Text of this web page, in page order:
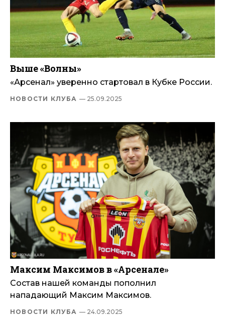
Выше «Волны»
«Арсенал» уверенно стартовал в Кубке России.
НОВОСТИ КЛУБА — 25.09.2025
Максим Максимов в «Арсенале»
Состав нашей команды пополнил
нападающий Максим Максимов.
НОВОСТИ КЛУБА — 24.09.2025